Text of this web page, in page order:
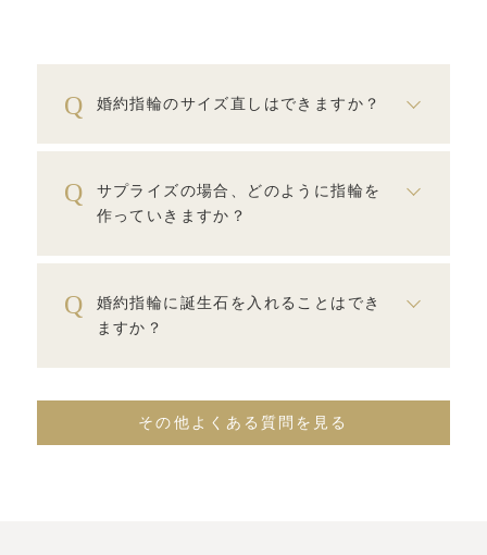
婚約指輪のサイズ直しはできますか？
サプライズの場合、どのように指輪を
作っていきますか？
婚約指輪に誕生石を入れることはでき
ますか？
その他よくある質問を見る